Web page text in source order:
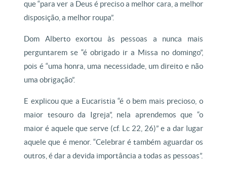
que “para ver a Deus é preciso a melhor cara, a melhor
disposição, a melhor roupa”.
Dom Alberto exortou às pessoas a nunca mais
perguntarem se “é obrigado ir a Missa no domingo”,
pois é “uma honra, uma necessidade, um direito e não
uma obrigação”.
E explicou que a Eucaristia “é o bem mais precioso, o
maior tesouro da Igreja”, nela aprendemos que “o
maior é aquele que serve (cf. Lc 22, 26)” e a dar lugar
aquele que é menor. “Celebrar é também aguardar os
outros, é dar a devida importância a todas as pessoas”.